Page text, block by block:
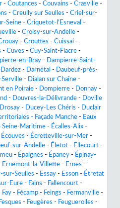
- Coutances - Couvains - Crasville -
- Creully sur Seulles - Criel-sur-
Seine - Criquetot-l'Esneval -
- Croisy-sur-Andelle -
- Crouttes - Cuissai -
- Cuves - Cuy-Saint-Fiacre -
en-Bray -
Dampierre-Saint-
Dardez - Darnétal -
Daubeuf-près-
Serville - Dialan sur Chaîne -
en Poiraie - Dompierre - Donnay -
- Douvres-la-Délivrande -
Doville
Drosay - Ducey-Les Chéris -
Duclair
- Façade Manche - Eaux
Seine-Maritime - Écalles-Alix -
Écouves - Écretteville-sur-Mer -
sur-Andelle - Életot - Ellecourt -
- Épaignes - Épaney - Épinay-
Ernemont-la-Villette - Ernes -
sur-Seulles - Essay - Esson - Étretat
Eure - Fains - Fallencourt -
Fay - Fécamp - Feings - Fermanville -
Fesques - Feugères - Feuguerolles -